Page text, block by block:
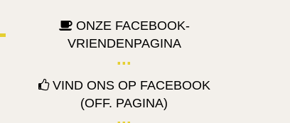
ONZE FACEBOOK-
VRIENDENPAGINA
VIND ONS OP FACEBOOK
(OFF. PAGINA)